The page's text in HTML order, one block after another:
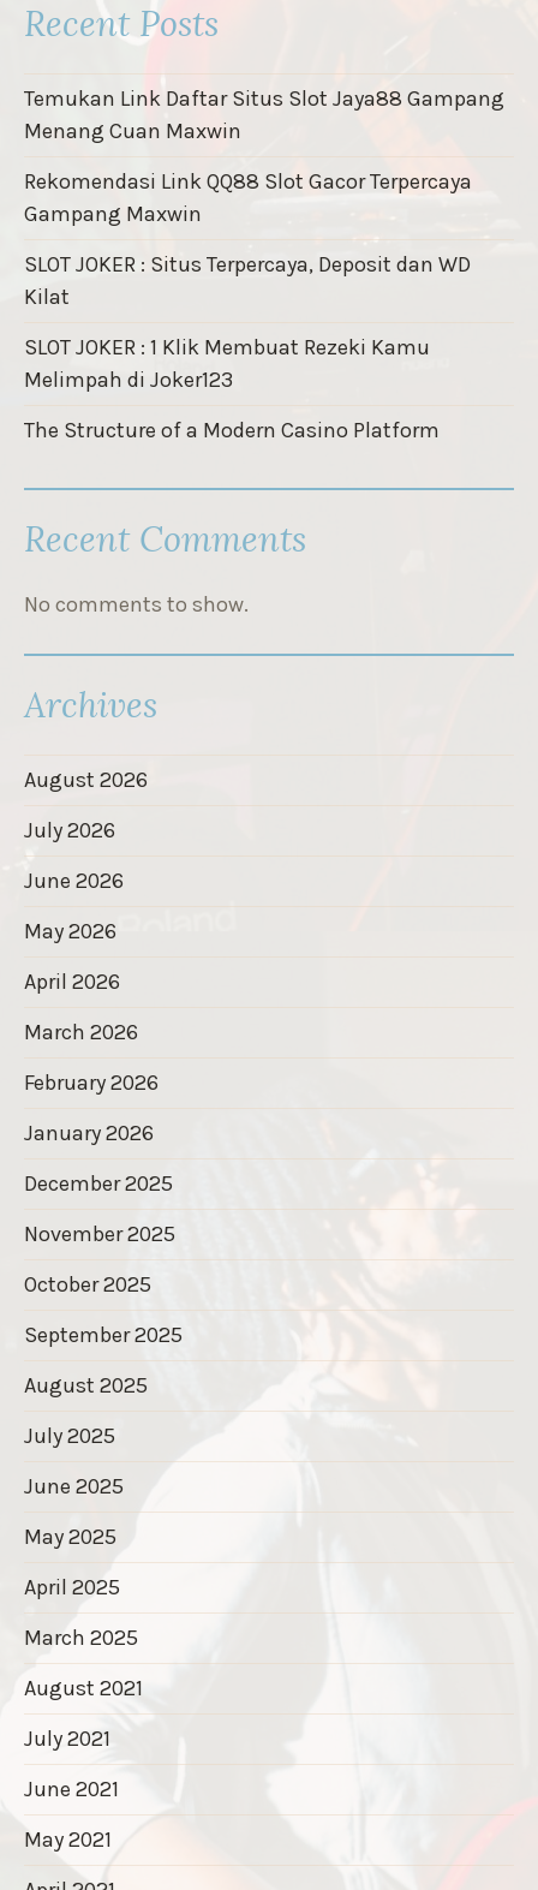
Recent Posts
Temukan Link Daftar Situs Slot Jaya88 Gampang
Menang Cuan Maxwin
Rekomendasi Link QQ88 Slot Gacor Terpercaya
Gampang Maxwin
SLOT JOKER : Situs Terpercaya, Deposit dan WD
Kilat
SLOT JOKER : 1 Klik Membuat Rezeki Kamu
Melimpah di Joker123
The Structure of a Modern Casino Platform
Recent Comments
No comments to show.
Archives
August 2026
July 2026
June 2026
May 2026
April 2026
March 2026
February 2026
January 2026
December 2025
November 2025
October 2025
September 2025
August 2025
July 2025
June 2025
May 2025
April 2025
March 2025
August 2021
July 2021
June 2021
May 2021